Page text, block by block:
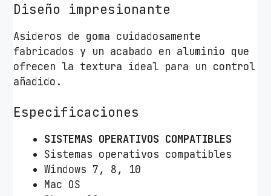
n
t
i
Diseño impresionante
Asideros de goma cuidadosamente
fabricados y un acabado en aluminio que
ofrecen la textura ideal para un control
añadido.
Especificaciones
SISTEMAS OPERATIVOS COMPATIBLES
Sistemas operativos compatibles
Windows 7, 8, 10
Mac OS